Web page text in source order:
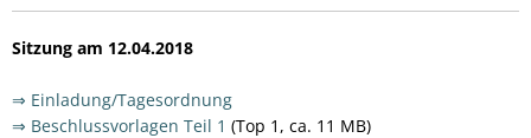
Sitzung am 12.04.2018
⇒ Einladung/Tagesordnung
⇒ Beschlussvorlagen Teil 1 (Top 1, ca. 11 MB)